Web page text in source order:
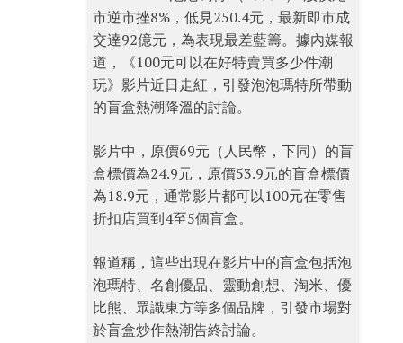
市逆市挫8%，低見250.4元，最新即市成
交達92億元，為表現最差藍籌。據內媒報
道，《100元可以在好特賣買多少件潮
玩》影片近日走紅，引發泡泡瑪特所帶動
的盲盒熱潮降溫的討論。
影片中，原價69元（人民幣，下同）的盲
盒標價為24.9元，原價53.9元的盲盒標價
為18.9元，通常影片都可以100元在零售
折扣店買到4至5個盲盒。
報道稱，這些出現在影片中的盲盒包括泡
泡瑪特、名創優品、靈動創想、淘米、優
比熊、眾識東方等多個品牌，引發市場對
於盲盒炒作熱潮告終討論。